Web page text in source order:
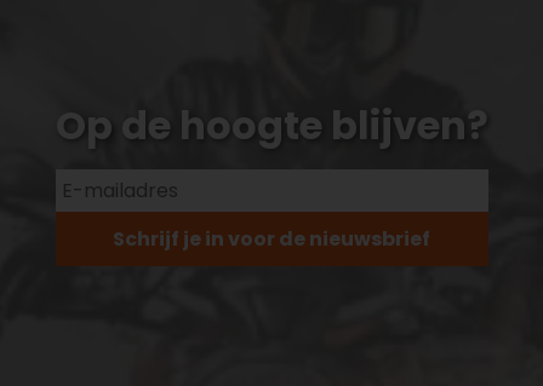
Op de hoogte blijven?
Schrijf je in voor de nieuwsbrief